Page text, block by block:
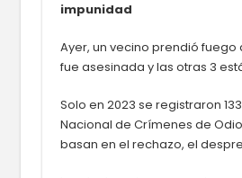
impunidad
Ayer, un vecino prendió
fue asesinada y las otras 3
Solo en 2023 se registraron
Nacional de Crímenes de
basan en el rechazo, el